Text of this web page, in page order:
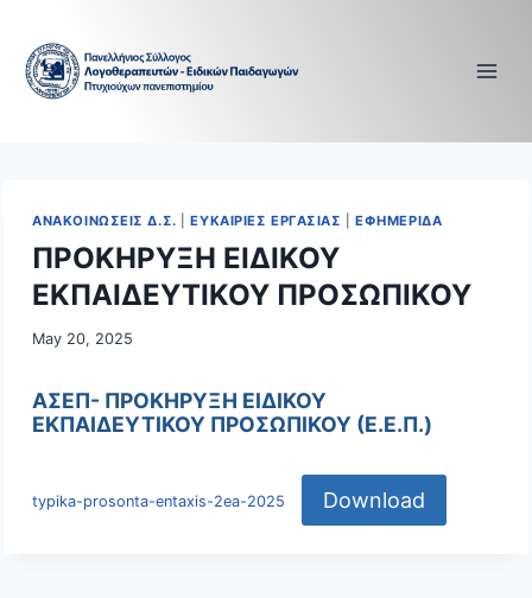
content
ΑΝΑΚΟΙΝΩΣΕΙΣ Δ.Σ. |ΕΥΚΑΙΡΙΕΣ ΕΡΓΑΣΙΑΣ |ΕΦΗΜΕΡΙΔΑ
ΠΡΟΚΗΡΥΞΗ ΕΙΔΙΚΟΥ
ΕΚΠΑΙΔΕΥΤΙΚΟΥ ΠΡΟΣΩΠΙΚΟΥ
May 20, 2025
ΑΣΕΠ- ΠΡΟΚΗΡΥΞΗ ΕΙΔΙΚΟΥ
ΕΚΠΑΙΔΕΥΤΙΚΟΥ ΠΡΟΣΩΠΙΚΟΥ (Ε.Ε.Π.)
typika-prosonta-entaxis-2ea-2025 Download